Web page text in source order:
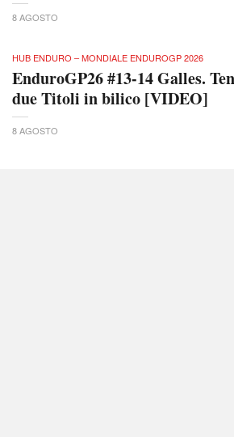
8 AGOSTO
HUB ENDURO – MONDIALE ENDUROGP 2026
EnduroGP26 #13-14 Galles.
due Titoli in bilico [VIDEO]
8 AGOSTO